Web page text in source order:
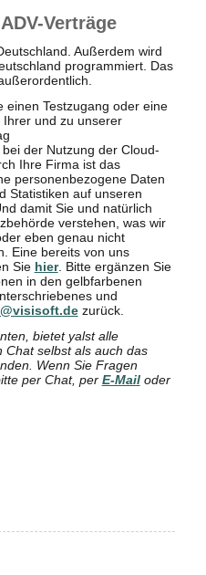
Verträge
Außerdem wird
programmiert. Das
einen Testzugang oder eine
und zu unserer
der Nutzung der Cloud-
Ihre Firma ist das
personenbezogene Daten
Statistiken auf unseren
damit Sie und natürlich
verstehen, was wir
eben genau nicht
Eine bereits von uns
Sie hier. Bitte ergänzen Sie
in den gelbfarbenen
und
zurück.
bietet yalst alle
Chat selbst als auch das
Wenn Sie Fragen
per Chat, per E-Mailoder